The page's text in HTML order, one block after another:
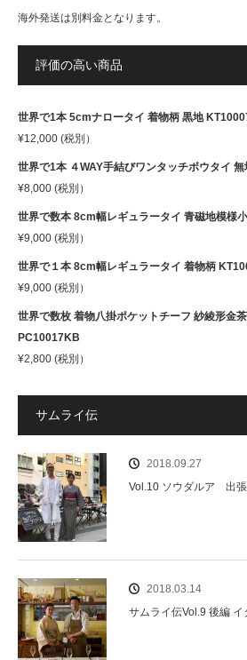
海外発送は別料金となります。
評価の高い商品
世界で1本 5cmナロータイ 着物柄 黒地
¥12,000 (税別）
世界で1本 ４WAY手結びワンタッチボウタイ
¥8,000 (税別）
世界で数本 8cm幅レギュラータイ 青磁地模様
¥9,000 (税別）
世界で１本 8cm幅レギュラータイ 着物柄
¥9,000 (税別）
世界で数枚 着物八掛ポケットチーフ 紗綾形金
PC10017KB
¥2,800 (税別）
サムライ伝
2018.09.27
Vol.10 ソウダルア 出張
2018.03.14
サムライ伝Vol.9 後編